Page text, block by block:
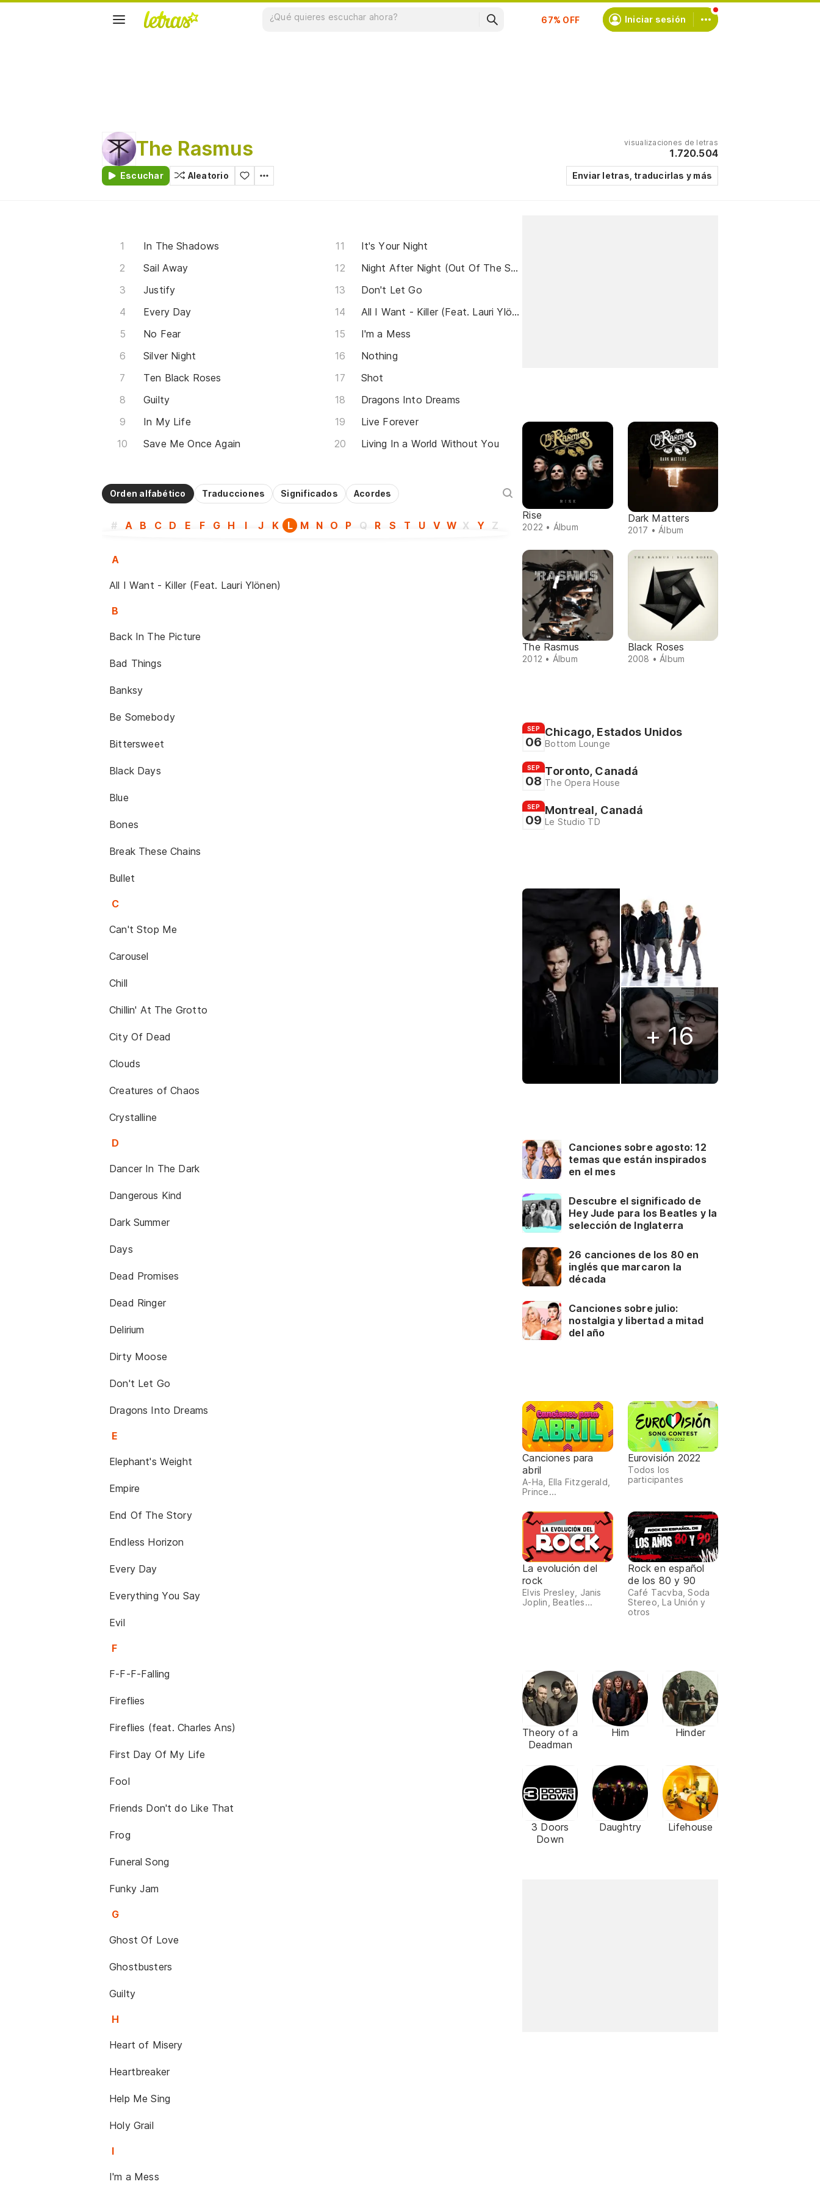
Suscríbete Iniciar sesión
The Rasmus
Escuchar Aleatorio
visualizaciones de letras
1.720.504
Enviar letras, traducirlas y más
In The Shadows
Sail Away
Justify
Every Day
No Fear
Silver Night
Ten Black Roses
Guilty
In My Life
Save Me Once Again
It's Your Night
Night After Night (Out Of The Shadows)
Don't Let Go
All I Want - Killer (Feat. Lauri Ylönen)
I'm a Mess
Nothing
Shot
Dragons Into Dreams
Live Forever
Living In a World Without You
Orden alfabético Traducciones Significados Acordes
# A B C D E F G H I J K L M N O P Q R S T U V W X Y Z
A
All I Want - Killer (Feat. Lauri Ylönen)
B
Back In The Picture
Bad Things
Banksy
Be Somebody
Bittersweet
Black Days
Blue
Bones
Break These Chains
Bullet
C
Can't Stop Me
Carousel
Chill
Chillin' At The Grotto
City Of Dead
Clouds
Creatures of Chaos
Crystalline
D
Dancer In The Dark
Dangerous Kind
Dark Summer
Days
Dead Promises
Dead Ringer
Delirium
Dirty Moose
Don't Let Go
Dragons Into Dreams
E
Elephant's Weight
Empire
End Of The Story
Endless Horizon
Every Day
Everything You Say
Evil
F
F-F-F-Falling
Fireflies
Fireflies (feat. Charles Ans)
First Day Of My Life
Fool
Friends Don't do Like That
Frog
Funeral Song
Funky Jam
G
Ghost Of Love
Ghostbusters
Guilty
H
Heart of Misery
Heartbreaker
Help Me Sing
Holy Grail
I
I'm a Mess
Rise
2022 • Álbum
Dark Matters
2017 • Álbum
The Rasmus
2012 • Álbum
Black Roses
2008 • Álbum
SEP
06
Chicago, Estados Unidos
Bottom Lounge
SEP
08
Toronto, Canadá
The Opera House
SEP
09
Montreal, Canadá
Le Studio TD
+ 16
Canciones sobre agosto: 12
temas que están inspirados
en el mes
Descubre el significado de
Hey Jude para los Beatles y la
selección de Inglaterra
26 canciones de los 80 en
inglés que marcaron la
década
Canciones sobre julio:
nostalgia y libertad a mitad
del año
Canciones para
abril
A-Ha, Ella Fitzgerald,
Prince...
Eurovisión 2022
Todos los
participantes
La evolución del
rock
Elvis Presley, Janis
Joplin, Beatles...
Rock en español
de los 80 y 90
Café Tacvba, Soda
Stereo, La Unión y
otros
Theory of a
Deadman
Him Hinder
3 Doors
Down
Daughtry Lifehouse